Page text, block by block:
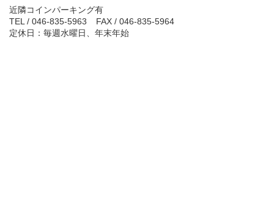
近隣コインパーキング有
TEL / 046-835-5963
FAX / 046-835-5964
定休日：毎週水曜日、年末年始